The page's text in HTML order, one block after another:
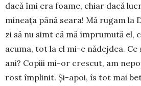
dacă îmi era foame, chiar dacă
mineața până seara! Mă ru­gam la
zi să nu simt că mă îm­prumută el,
acuma, tot la el mi-e nădejdea. Ce
ani? Copiii mi-or crescut, am
rost îm­plinit. Și-apoi, îs tot mai